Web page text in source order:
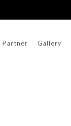
Partner Gallery